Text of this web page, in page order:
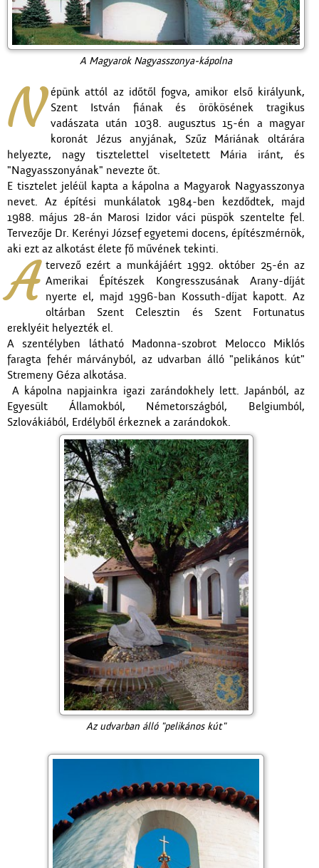
A Magyarok Nagyasszonya-kápolna
N épünk attól az időtől fogva, amikor első királyunk,
Szent István fiának és örökösének tragikus
vadászata után 1038. augusztus 15-én a magyar
koronát Jézus anyjának, Szűz Máriának oltárára
helyezte, nagy tisztelettel viseltetett Mária iránt, és
"Nagyasszonyának" nevezte őt.
E tisztelet jeléül kapta a kápolna a Magyarok Nagyasszonya
nevet. Az építési munkálatok 1984-ben kezdődtek, majd
1988. május 28-án Marosi Izidor váci püspök szentelte fel.
Tervezője Dr. Kerényi József egyetemi docens, építészmérnök,
aki ezt az alkotást élete fő művének tekinti.
A tervező ezért a munkájáért 1992. október 25-én az
Amerikai Építészek Kongresszusának Arany-díját
nyerte el, majd 1996-ban Kossuth-díjat kapott. Az
oltárban Szent Celesztin és Szent Fortunatus
ereklyéit helyezték el.
A szentélyben látható Madonna-szobrot Melocco Miklós
faragta fehér márványból, az udvarban álló "pelikános kút"
Stremeny Géza alkotása.
A kápolna napjainkra igazi zarándokhely lett. Japánból, az
Egyesült Államokból, Németországból, Belgiumból,
Szlovákiából, Erdélyből érkeznek a zarándokok.
Az udvarban álló "pelikános kút"